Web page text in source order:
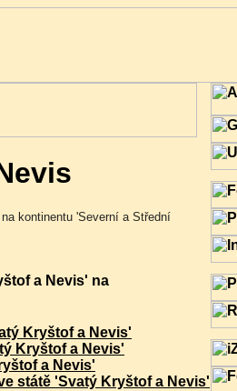
kontinentu 'Severní a Střední
a Nevis' na
Kryštof a Nevis'
Kryštof a Nevis'
a Nevis'
státě 'Svatý Kryštof a Nevis'